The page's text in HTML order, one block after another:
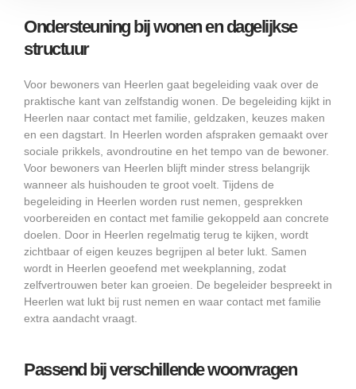
Ondersteuning bij wonen en dagelijkse
structuur
Voor bewoners van Heerlen gaat begeleiding vaak over de
praktische kant van zelfstandig wonen. De begeleiding kijkt in
Heerlen naar contact met familie, geldzaken, keuzes maken
en een dagstart. In Heerlen worden afspraken gemaakt over
sociale prikkels, avondroutine en het tempo van de bewoner.
Voor bewoners van Heerlen blijft minder stress belangrijk
wanneer als huishouden te groot voelt. Tijdens de
begeleiding in Heerlen worden rust nemen, gesprekken
voorbereiden en contact met familie gekoppeld aan concrete
doelen. Door in Heerlen regelmatig terug te kijken, wordt
zichtbaar of eigen keuzes begrijpen al beter lukt. Samen
wordt in Heerlen geoefend met weekplanning, zodat
zelfvertrouwen beter kan groeien. De begeleider bespreekt in
Heerlen wat lukt bij rust nemen en waar contact met familie
extra aandacht vraagt.
Passend bij verschillende woonvragen